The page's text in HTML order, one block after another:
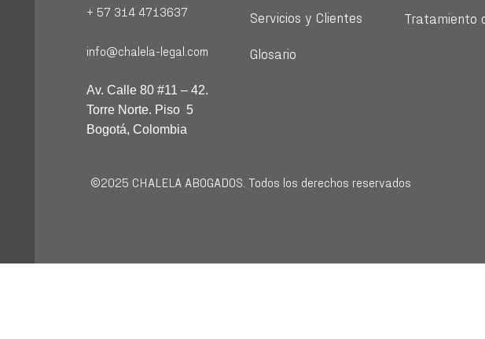
+ 57 314 4713637
info@chalela-legal.com
Av. Calle 80 #11 – 42.
Torre Norte. Piso 5
Bogotá, Colombia
Servicios y Clientes
Glosario
Tratamiento
©2025 CHALELA ABOGADOS. Todos los derechos reservados